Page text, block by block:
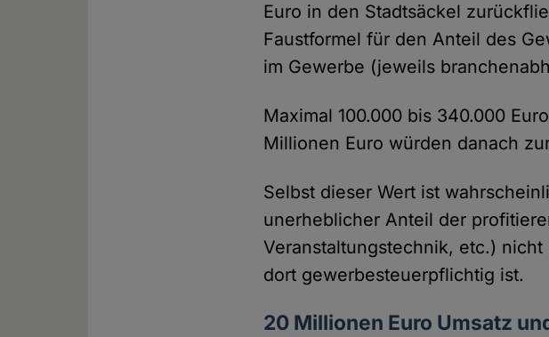
Euro in den Stadtsäckel
Faustformel für den Anteil des
im Gewerbe (jeweils
Maximal 100.000 bis 340.000
Millionen Euro würden danach
Selbst dieser Wert ist
unerheblicher Anteil der
Veranstaltungstechnik, etc.)
dort gewerbesteuerpflichtig ist.
20 Millionen Euro Umsatz